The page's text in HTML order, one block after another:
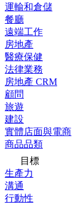
運輸和倉儲
餐廳
遠端工作
房地產
醫療保健
法律業務
房地產 CRM
顧問
旅遊
建設
實體店面與電商
商品品類
目標
生產力
溝通
行動性